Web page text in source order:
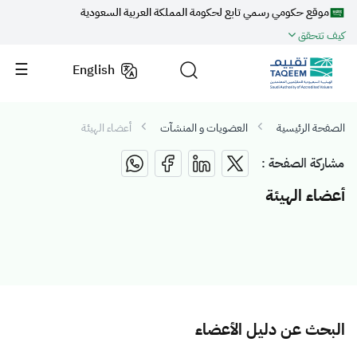
موقع حكومي رسمي تابع لحكومة المملكة العربية السعودية
كيف تتحقق
English
الصفحة الرئيسية العضويات و المنشآت أعضاء الهيئة
مشاركة الصفحة :
أعضاء الهيئة
البحث عن دليل الأعضاء